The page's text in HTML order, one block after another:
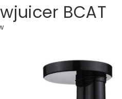
BCAT